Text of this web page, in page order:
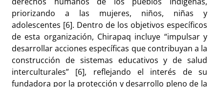
priorizando a las mujeres, niños, niñas y
adolescentes [6]. Dentro de los objetivos específicos
de esta organización, Chirapaq incluye “impulsar y
desarrollar acciones específicas que contribuyan a la
construcción de sistemas educativos y de salud
interculturales” [6], reflejando el interés de su
fundadora por la protección y desarrollo pleno de la